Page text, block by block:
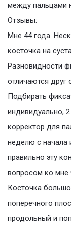
между пальцами
Отзывы:
Мне 44 года.
косточка на
Разновидности
отличаются друг
Подбирать
корректор для
неделю с начала
правильно эту
вопросом ко мне
Косточка
поперечного
продольный и